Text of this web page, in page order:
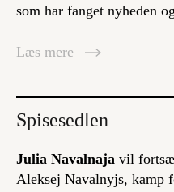
som har fanget nyheden
Læs mere
Spisesedlen
Julia Navalnaja vil
Aleksej Navalnyjs, kamp